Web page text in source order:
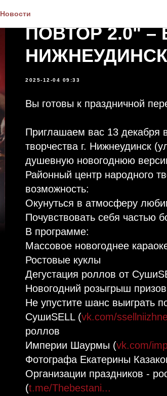
Новости✨
ПОВТОР 2.0" –
2025-12-04 09:33
Вы готовы к праздничной
Приглашаем вас 13 декабря
творчества г. Нижнеудинск
душевную новогоднюю
Районный центр народного
возможность:⁣⁣⠀
Окунуться в атмосферу
Почувствовать себя частью
В программе:
Массовое новогоднее
Ростовые куклы⁣⁣⠀
Дегустация роллов от
Новогодний розыгрыш
Не упустите шанс выиграть
СушиSELL (vk.com/
роллов⁣⁣⠀
Империи Шаурмы (vk.com/
Фотографа Екатерины
Организации праздников -
(t.me/Thebestani...